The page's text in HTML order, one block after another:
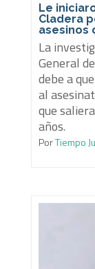
Le
Cladera
asesinos
La
General
debe a
al
que
años.
PorTiempo